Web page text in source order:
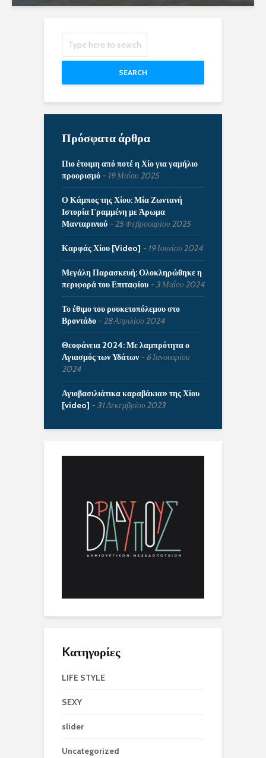
SEARCH
Πρόσφατα άρθρα
Πιο έτοιμη από ποτέ η Χίο για γαμήλιο
προορισμό
19 Μαΐου 2025
Ο Κάμπος της Χίου: Μία Ζωντανή
Ιστορία Γραμμένη με Άρωμα
Μανταρινιού
25 Φεβρουαρίου 2025
Καρφάς Χίου [Video] 19 Ιουνίου 2024
Μεγάλη Παρασκευή: Ολοκληρώθηκε η
περιφορά του Επιταφίου
3 Μαΐου 2024
Το έθιμο του ρουκετοπόλεμου στο
Βροντάδο
28 Απριλίου 2024
Θεοφάνεια 2024: Με λαμπρότητα ο
Αγιασμός των Υδάτων
6 Ιανουαρίου
2024
Αγιοβασιλιάτικα καραβάκια» της Χίου
[video]
31 Δεκεμβρίου 2023
Kατηγορίες
LIFE STYLE
SEXY
slider
Uncategorized